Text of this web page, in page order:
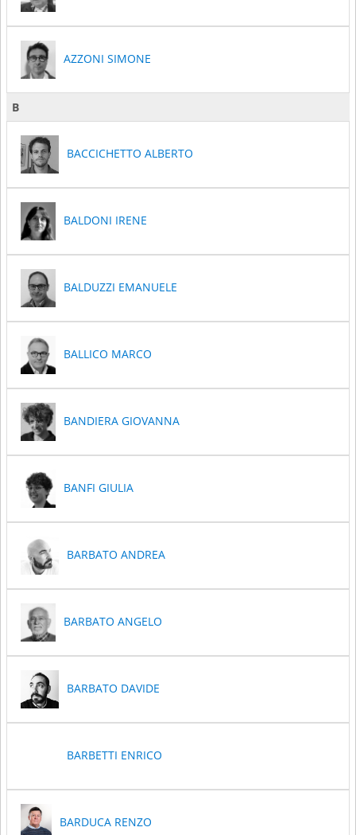
AZZONI SIMONE
B
BACCICHETTO ALBERTO
BALDONI IRENE
BALDUZZI EMANUELE
BALLICO MARCO
BANDIERA GIOVANNA
BANFI GIULIA
BARBATO ANDREA
BARBATO ANGELO
BARBATO DAVIDE
BARBETTI ENRICO
BARDUCA RENZO